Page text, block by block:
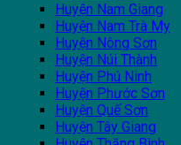
Huyện Nam Giang
Huyện Nam Trà My
Huyện Nông Sơn
Huyện Núi Thành
Huyện Phú Ninh
Huyện Phước Sơn
Huyện Quế Sơn
Huyện Tây Giang